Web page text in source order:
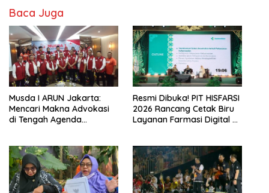
Baca Juga
Musda I ARUN Jakarta:
Mencari Makna Advokasi
di Tengah Agenda
Resmi Dibuka! PIT HISFARSI
2026 Rancang Cetak Biru
Layanan Farmasi Digital di